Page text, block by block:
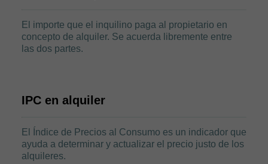
El importe que el inquilino paga al propietario en
concepto de alquiler. Se acuerda libremente entre
las dos partes.
IPC en alquiler
El Índice de Precios al Consumo es un indicador que
ayuda a determinar y actualizar el precio justo de los
alquileres.